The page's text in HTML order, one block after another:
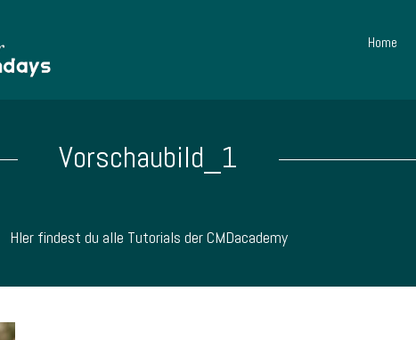
Home
Vorschaubild_1
HIer findest du alle Tutorials der CMDacademy